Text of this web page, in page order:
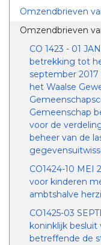
Omzendbrieven
Omzendbrieven
CO 1423 - 01
betrekking tot
september
het Waalse
Gemeenschap
voor de
beheer van de
CO1424-10 MEI
voor kinderen
ambtshalve
CO1425-03
koninklijk
betreffende de